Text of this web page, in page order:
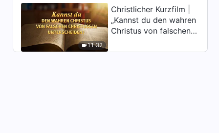
11:32
Christlicher Kurzfilm |
„Kannst du den wahren
Christus von falschen
unterscheiden?“